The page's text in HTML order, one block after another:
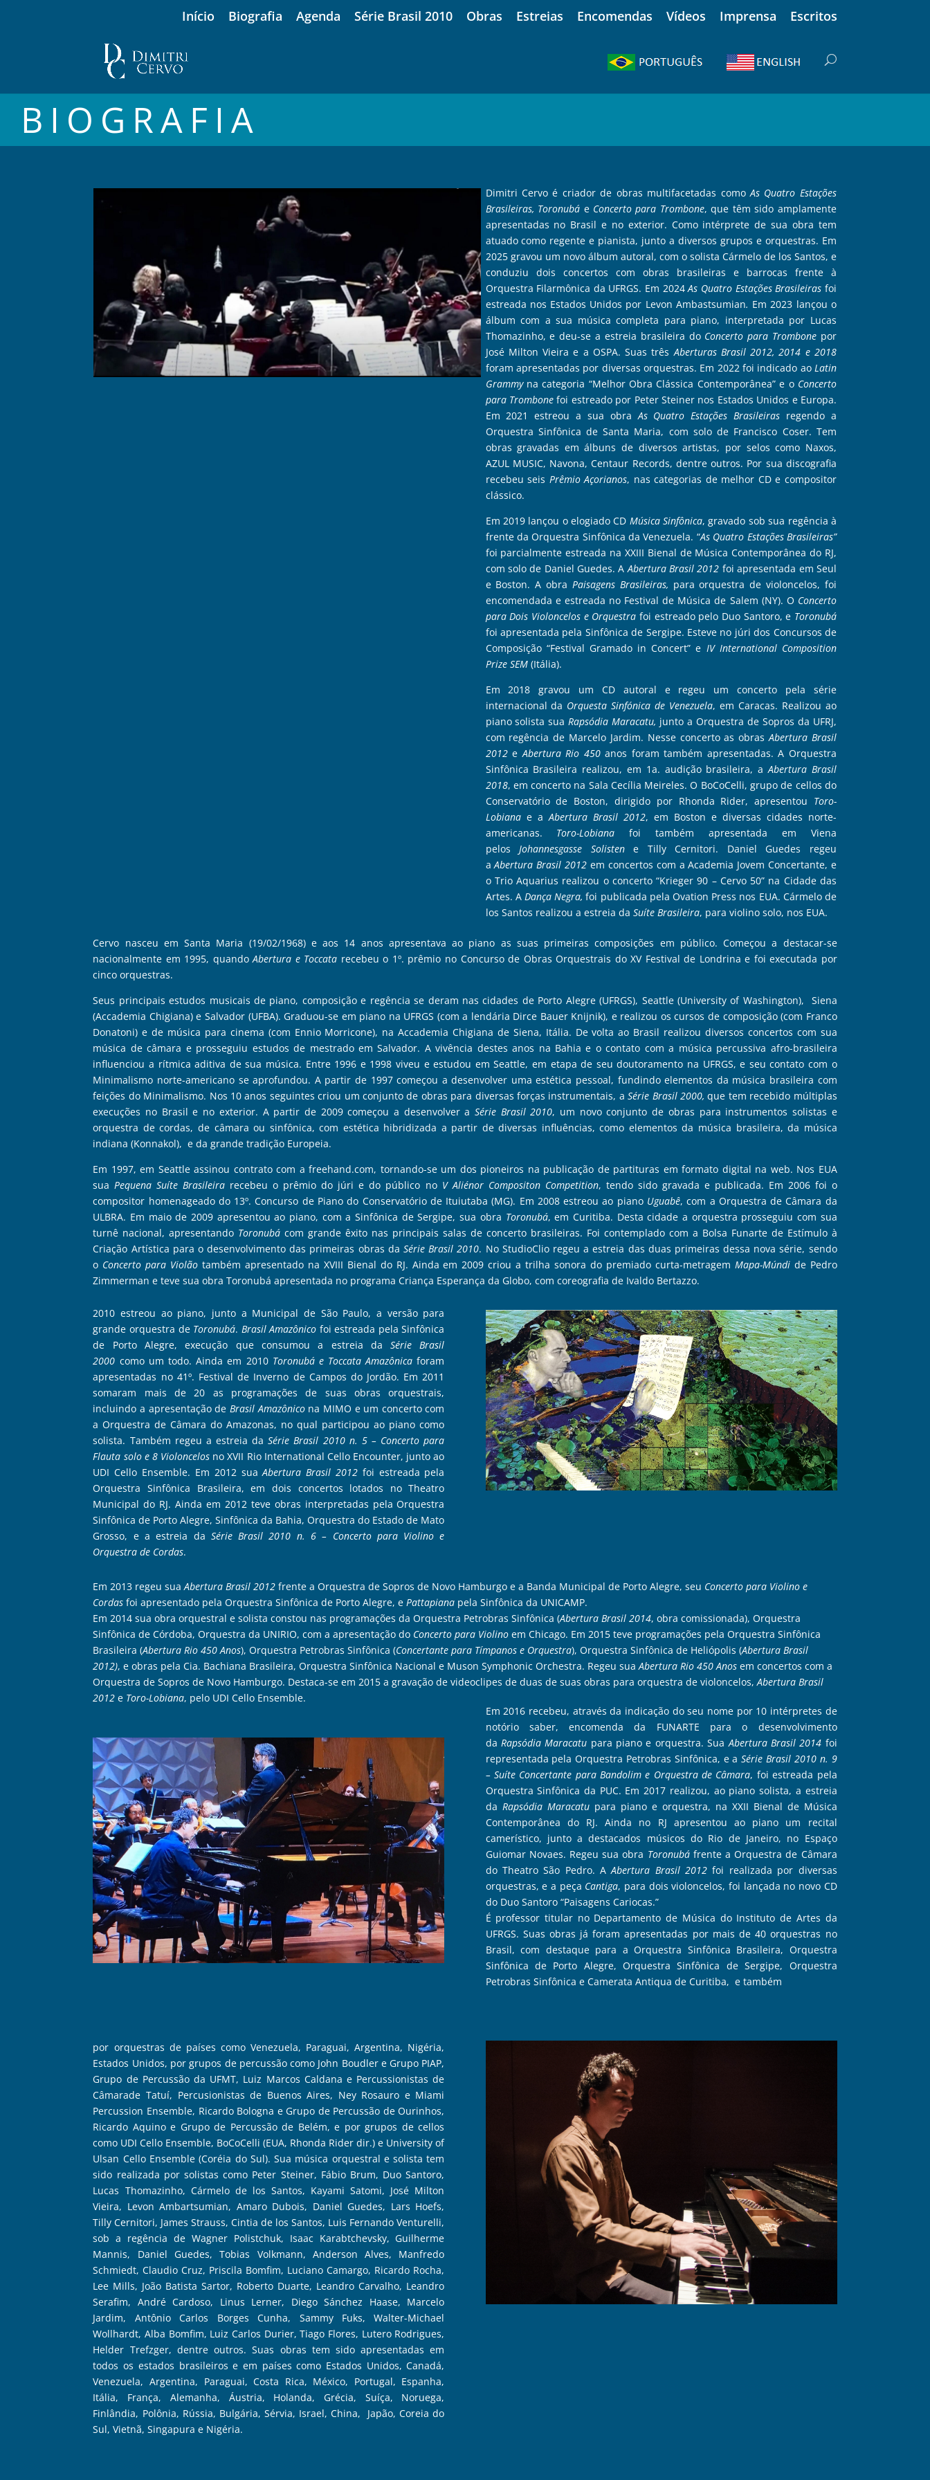
Início Biografia Agenda Série Brasil 2010 Obras Estreias Encomendas Vídeos Imprensa Escritos
BIOGRAFIA
Dimitri Cervo é criador de obras multifacetadas comoAs Quatro Estações
Brasileiras, Toronubá e Concerto para Trombone, que têm sido amplamente
apresentadas no Brasil e no exterior. Como intérprete de sua obra tem
atuado como regente e pianista, junto a diversos grupos e orquestras. Em
2025 gravou um novo álbum autoral, com o solista Cármelo de los Santos, e
conduziu dois concertos com obras brasileiras e barrocas frente à
Orquestra Filarmônica da UFRGS. Em 2024As Quatro Estações Brasileiras foi
estreada nos Estados Unidos por Levon Ambastsumian. Em 2023 lançou o
álbum com a sua música completa para piano, interpretada por Lucas
Thomazinho, e deu-se a estreia brasileira do Concerto para Trombone por
José Milton Vieira e a OSPA. Suas três Aberturas Brasil 2012, 2014 e 2018
foram apresentadas por diversas orquestras. Em 2022 foi indicado ao Latin
Grammyna categoria “Melhor Obra Clássica Contemporânea” e o Concerto
para Trombonefoi estreado por Peter Steiner nos Estados Unidos e Europa.
Em 2021 estreou a sua obra As Quatro Estações Brasileiras regendo a
Orquestra Sinfônica de Santa Maria, com solo de Francisco Coser. Tem
obras gravadas em álbuns de diversos artistas, por selos como Naxos,
AZUL MUSIC, Navona, Centaur Records, dentre outros. Por sua discografia
recebeu seis Prêmio Açorianos, nas categorias de melhor CD e compositor
clássico.
Em 2019 lançou o elogiado CD Música Sinfônica, gravado sob sua regência à
frente da Orquestra Sinfônica da Venezuela. “As Quatro Estações Brasileiras”
foi parcialmente estreada na XXIII Bienal de Música Contemporânea do RJ,
com solo de Daniel Guedes. A Abertura Brasil 2012 foi apresentada em Seul
e Boston. A obra Paisagens Brasileiras, para orquestra de violoncelos, foi
encomendada e estreada no Festival de Música de Salem (NY). O Concerto
para Dois Violoncelos e Orquestra foi estreado pelo Duo Santoro, e Toronubá
foi apresentada pela Sinfônica de Sergipe. Esteve no júri dos Concursos de
Composição “Festival Gramado in Concert” e IV International Composition
Prize SEM(Itália).
Em 2018 gravou um CD autoral e regeu um concerto pela série
internacional da Orquesta Sinfónica de Venezuela, em Caracas. Realizou ao
piano solista sua Rapsódia Maracatu, junto a Orquestra de Sopros da UFRJ,
com regência de Marcelo Jardim. Nesse concerto as obrasAbertura Brasil
2012e Abertura Rio 450anos foram também apresentadas. A Orquestra
Sinfônica Brasileira realizou, em 1a. audição brasileira, aAbertura Brasil
2018, em concerto na Sala Cecília Meireles. O BoCoCelli, grupo de cellos do
Conservatório de Boston, dirigido por Rhonda Rider, apresentou Toro-
Lobiana e a Abertura Brasil 2012, em Boston e diversas cidades norte-
americanas. Toro-Lobiana foi também apresentada em Viena
pelos Johannesgasse Solistene Tilly Cernitori. Daniel Guedes regeu
aAbertura Brasil 2012 em concertos com a Academia Jovem Concertante, e
o Trio Aquarius realizou o concerto “Krieger 90 – Cervo 50” na Cidade das
Artes. A Dança Negra, foi publicada pela Ovation Press nos EUA. Cármelo de
los Santos realizou a estreia da Suíte Brasileira, para violino solo, nos EUA.
Cervo nasceu em Santa Maria (19/02/1968) e aos 14 anos apresentava ao piano as suas primeiras composições em público. Começou a destacar-se
nacionalmente em 1995, quandoAbertura e Toccata recebeu o 1º. prêmio no Concurso de Obras Orquestrais do XV Festival de Londrina e foi executada por
cinco orquestras.
Seus principais estudos musicais de piano, composição e regência se deram nas cidades de Porto Alegre (UFRGS), Seattle (University of Washington), Siena
(Accademia Chigiana) e Salvador (UFBA). Graduou-se em piano na UFRGS (com a lendária Dirce Bauer Knijnik), e realizou os cursos de composição (com Franco
Donatoni) e de música para cinema (com Ennio Morricone), na Accademia Chigiana de Siena, Itália. De volta ao Brasil realizou diversos concertos com sua
música de câmara e prosseguiu estudos de mestrado em Salvador. A vivência destes anos na Bahia e o contato com a música percussiva afro-brasileira
influenciou a rítmica aditiva de sua música. Entre 1996 e 1998 viveu e estudou em Seattle, em etapa de seu doutoramento na UFRGS, e seu contato com o
Minimalismo norte-americano se aprofundou. A partir de 1997 começou a desenvolver uma estética pessoal, fundindo elementos da música brasileira com
feições do Minimalismo. Nos 10 anos seguintes criou um conjunto de obras para diversas forças instrumentais, aSérie Brasil 2000, que tem recebido múltiplas
execuções no Brasil e no exterior. A partir de 2009 começou a desenvolver aSérie Brasil 2010, um novo conjunto de obras para instrumentos solistas e
orquestra de cordas, de câmara ou sinfônica, com estética hibridizada a partir de diversas influências, como elementos da música brasileira, da música
indiana (Konnakol), e da grande tradição Europeia.
Em 1997, em Seattle assinou contrato com a freehand.com, tornando-se um dos pioneiros na publicação de partituras em formato digital na web. Nos EUA
sua Pequena Suíte Brasileira recebeu o prêmio do júri e do público no V Aliénor Compositon Competition, tendo sido gravada e publicada. Em 2006 foi o
compositor homenageado do 13º. Concurso de Piano do Conservatório de Ituiutaba (MG). Em 2008 estreou ao piano Uguabê, com a Orquestra de Câmara da
ULBRA. Em maio de 2009 apresentou ao piano, com a Sinfônica de Sergipe, sua obra Toronubá, em Curitiba. Desta cidade a orquestra prosseguiu com sua
turnê nacional, apresentando Toronubá com grande êxito nas principais salas de concerto brasileiras. Foi contemplado com a Bolsa Funarte de Estímulo à
Criação Artística para o desenvolvimento das primeiras obras da Série Brasil 2010. No StudioClio regeu a estreia das duas primeiras dessa nova série, sendo
o Concerto para Violão também apresentado na XVIII Bienal do RJ. Ainda em 2009 criou a trilha sonora do premiado curta-metragem Mapa-Múndide Pedro
Zimmerman e teve sua obra Toronubá apresentada no programa Criança Esperança da Globo, com coreografia de Ivaldo Bertazzo.
2010 estreou ao piano, junto a Municipal de São Paulo, a versão para
grande orquestra de Toronubá. Brasil Amazônico foi estreada pela Sinfônica
de Porto Alegre, execução que consumou a estreia daSérie Brasil
2000 como um todo. Ainda em 2010Toronubá e Toccata Amazônica foram
apresentadas no 41º. Festival de Inverno de Campos do Jordão. Em 2011
somaram mais de 20 as programações de suas obras orquestrais,
incluindo a apresentação de Brasil Amazônicona MIMO e um concerto com
a Orquestra de Câmara do Amazonas, no qual participou ao piano como
solista. Também regeu a estreia daSérie Brasil 2010 n. 5 – Concerto para
Flauta solo e 8 Violoncelos no XVII Rio International Cello Encounter, junto ao
UDI Cello Ensemble. Em 2012 suaAbertura Brasil 2012 foi estreada pela
Orquestra Sinfônica Brasileira, em dois concertos lotados no Theatro
Municipal do RJ. Ainda em 2012 teve obras interpretadas pela Orquestra
Sinfônica de Porto Alegre, Sinfônica da Bahia, Orquestra do Estado de Mato
Grosso, e a estreia da Série Brasil 2010 n. 6 – Concerto para Violino e
Orquestra de Cordas.
Em 2013 regeu suaAbertura Brasil 2012 frente a Orquestra de Sopros de Novo Hamburgo e a Banda Municipal de Porto Alegre, seu Concerto para Violino e
Cordas foi apresentado pela Orquestra Sinfônica de Porto Alegre, e Pattapiana pela Sinfônica da UNICAMP.
Em 2014 sua obra orquestral e solista constou nas programações da Orquestra Petrobras Sinfônica (Abertura Brasil 2014, obra comissionada), Orquestra
Sinfônica de Córdoba, Orquestra da UNIRIO, com a apresentação do Concerto para Violino em Chicago. Em 2015 teve programações pela Orquestra Sinfônica
Brasileira (Abertura Rio 450 Anos), Orquestra Petrobras Sinfônica (Concertante para Tímpanos e Orquestra), Orquestra Sinfônica de Heliópolis (Abertura Brasil
2012), e obras pela Cia. Bachiana Brasileira, Orquestra Sinfônica Nacional e Muson Symphonic Orchestra. Regeu suaAbertura Rio 450 Anos em concertos com a
Orquestra de Sopros de Novo Hamburgo. Destaca-se em 2015 a gravação de videoclipes de duas de suas obras para orquestra de violoncelos,Abertura Brasil
2012 e Toro-Lobiana, pelo UDI Cello Ensemble.
Em 2016 recebeu, através da indicação do seu nome por 10 intérpretes de
notório saber, encomenda da FUNARTE para o desenvolvimento
da Rapsódia Maracatu para piano e orquestra. Sua Abertura Brasil 2014 foi
representada pela Orquestra Petrobras Sinfônica, e a Série Brasil 2010 n. 9
– Suíte Concertante para Bandolim e Orquestra de Câmara, foi estreada pela
Orquestra Sinfônica da PUC. Em 2017 realizou, ao piano solista, a estreia
da Rapsódia Maracatupara piano e orquestra, na XXII Bienal de Música
Contemporânea do RJ. Ainda no RJ apresentou ao piano um recital
camerístico, junto a destacados músicos do Rio de Janeiro, no Espaço
Guiomar Novaes. Regeu sua obra Toronubáfrente a Orquestra de Câmara
do Theatro São Pedro. AAbertura Brasil 2012 foi realizada por diversas
orquestras, e a peça Cantiga, para dois violoncelos, foi lançada no novo CD
do Duo Santoro “Paisagens Cariocas.”
É professor titular no Departamento de Música do Instituto de Artes da
UFRGS. Suas obras já foram apresentadas por mais de 40 orquestras no
Brasil, com destaque para a Orquestra Sinfônica Brasileira, Orquestra
Sinfônica de Porto Alegre, Orquestra Sinfônica de Sergipe, Orquestra
Petrobras Sinfônica e Camerata Antiqua de Curitiba, e também
por orquestras de países como Venezuela, Paraguai, Argentina, Nigéria,
Estados Unidos, por grupos de percussão como John Boudler e Grupo PIAP,
Grupo de Percussão da UFMT, Luiz Marcos Caldana e Percussionistas de
Câmarade Tatuí, Percusionistas de Buenos Aires, Ney Rosauro e Miami
Percussion Ensemble, Ricardo Bologna e Grupo de Percussão de Ourinhos,
Ricardo Aquino e Grupo de Percussão de Belém, e por grupos de cellos
como UDI Cello Ensemble, BoCoCelli (EUA, Rhonda Rider dir.) e University of
Ulsan Cello Ensemble (Coréia do Sul). Sua música orquestral e solista tem
sido realizada por solistas como Peter Steiner, Fábio Brum, Duo Santoro,
Lucas Thomazinho, Cármelo de los Santos, Kayami Satomi, José Milton
Vieira, Levon Ambartsumian, Amaro Dubois, Daniel Guedes, Lars Hoefs,
Tilly Cernitori, James Strauss, Cintia de los Santos, Luis Fernando Venturelli,
sob a regência de Wagner Polistchuk, Isaac Karabtchevsky, Guilherme
Mannis, Daniel Guedes, Tobias Volkmann, Anderson Alves, Manfredo
Schmiedt, Claudio Cruz, Priscila Bomfim, Luciano Camargo, Ricardo Rocha,
Lee Mills, João Batista Sartor, Roberto Duarte, Leandro Carvalho, Leandro
Serafim, André Cardoso, Linus Lerner, Diego Sánchez Haase, Marcelo
Jardim, Antônio Carlos Borges Cunha, Sammy Fuks, Walter-Michael
Wollhardt, Alba Bomfim, Luiz Carlos Durier, Tiago Flores, Lutero Rodrigues,
Helder Trefzger, dentre outros. Suas obras tem sido apresentadas em
todos os estados brasileiros e em países como Estados Unidos, Canadá,
Venezuela, Argentina, Paraguai, Costa Rica, México, Portugal, Espanha,
Itália, França, Alemanha, Áustria, Holanda, Grécia, Suíça, Noruega,
Finlândia, Polônia, Rússia, Bulgária, Sérvia, Israel, China, Japão, Coreia do
Sul, Vietnã, Singapura e Nigéria.